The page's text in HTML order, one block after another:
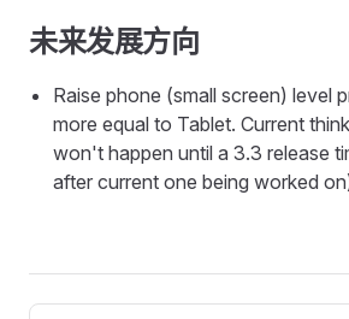
未来发展方向
Raise phone (small screen) level
more equal to Tablet. Current
won't happen until a 3.3 release
after current one being worked